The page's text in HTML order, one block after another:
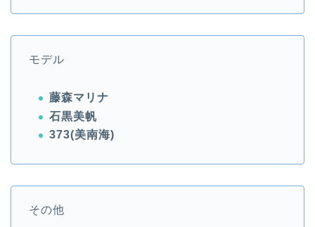
モデル
藤森マリナ
石黒美帆
373(美南海)
その他